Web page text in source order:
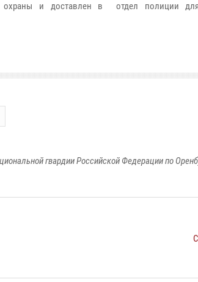
охраны и доставлен в отдел полиции
гвардии Российской Федерации по